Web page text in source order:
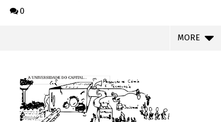
0
MORE